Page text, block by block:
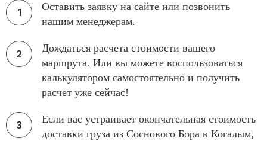
Оставить заявку на сайте или позвонить
нашим менеджерам.
Дождаться расчета стоимости вашего
маршрута. Или вы можете воспользоваться
калькулятором самостоятельно и получить
расчет уже сейчас!
Если вас устраивает окончательная стоимость
доставки груза из Соснового Бора в Когалым,